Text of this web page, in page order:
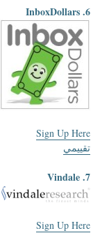
6. InboxDollars
Sign Up Here
تقييمي
7. Vindale
Sign Up Here